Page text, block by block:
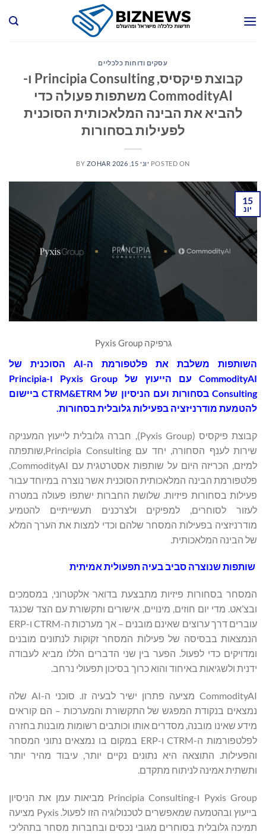
עסקים ודוחות כלכליים
קבוצת פיקסיס, Principia Consulting ו-
CommodityAI משתפות פעולה כדי
להביא את הבינה המלאכותית הסוכנית
לפעילות בסחורות
POSTED ON יוני 15, 2026 BY ZOHAR
15
יונ
גרפיקה Pyxis Group
השותפות משלבת את פלטפורמת ה-AI הסוכנית של
CommodityAI עם הייעוץ של Pyxis Group ו-Principia
Consulting בסחורות ועם הניסיון של CTRM&ETRM ביישום
להטמעת מודרניזציה בפעילות גלובלית בסחורות.
‏קבוצת פיקסיס (Pyxis Group), חברה גלובלית לייעוץ המעניקה
שירות לענף הסחורה, יחד עם Principia Consulting,שותפתה
פלטפורמת הבינה המלאכותית הסוכנית אשר נוצרה במיוחד עבור
פעילות בסחורות פיזיות. שלושת החברות ישתפו פעולה במטרה
לעזור לסוחרים, למפיקים ולצרכנים תעשייתיים להטמיע
מודרניזציה בפעילות המסחר שלהם וכדי למצות את הערך המלא
של הבינה המלאכותית.
שותפותשנוצרה סביבבעיה תפעולית אמיתית
המסחר בסחורות פיזיות מתבצעת בדואר אלקטרוני, במסמכים
ובצ’אט. מדי יום חוזים, מינויים, אישורים ותקשורת עם הצד שכנגד
עוברים דרך ערוצים שאינם מובנים – אך מערכות ה-CTRM ו-ERP
הנמצאות בבסיסה של פעילות המסחר זקוקות לנתונים מובנים
ומדויקים כדי לפעול. הפער בין שני הדברים הללו מביא לעבודה
ידנית ולשגיאות באיחוד והוא כרוך בסיכון תפעולי נרחב.
CommodityAI מציעה פתרון ישיר לבעיה זו. סוכני ה-AI שלה
נמצאים בנקודת המפגש של התקשורת והמערכות – הם קוראים
מידע שאינו מובנה, מסדרים אותו וכותבים רשומות מובנות בחזרה
לפלטפורמות ה-CTRM ו-ERP במקום בו נמצאים נתוני המסחר
והפעילות. התוצאה היא נתונים נקיים יותר, עיבוד מהיר יותר
ותשתית אמינה לניתוח מתקדם.
Pyxis Group ו-Principia Consulting מביאות עמן את הניסיון
בייעוץ ובהטמעה שמאפשרים לטכנולוגיה הזו לפעול. Pyxis מציעה
תמיכה גלובלית בסוחרים מגובי נכסים ובחברות מסחר בתהליכי